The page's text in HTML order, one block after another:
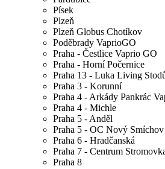
Písek
Plzeň
Plzeň Globus Chotíkov
Poděbrady VaprioGO
Praha - Čestlice Vaprio GO
Praha - Horní Počernice
Praha 13 - Luka Living
Praha 3 - Korunní
Praha 4 - Arkády Pankrác
Praha 4 - Michle
Praha 5 - Anděl
Praha 5 - OC Nový
Praha 6 - Hradčanská
Praha 7 - Centrum
Praha 8